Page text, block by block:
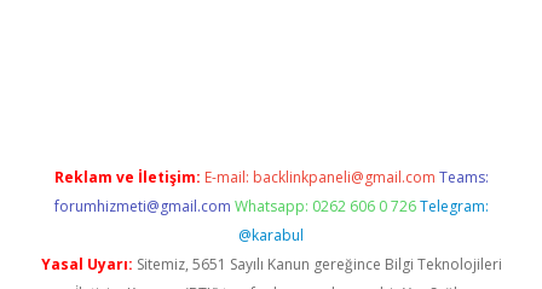
Reklam ve İletişim: E-mail: backlinkpaneli@gmail.com Teams:
forumhizmeti@gmail.com Whatsapp: 0262 606 0 726 Telegram:
@karabul
Yasal Uyarı: Sitemiz, 5651 Sayılı Kanun gereğince Bilgi Teknolojileri